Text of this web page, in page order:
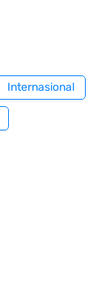
Internasional